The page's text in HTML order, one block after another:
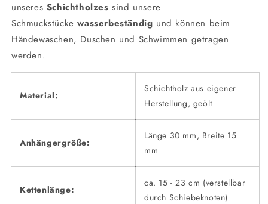
unseres Schichtholzes sind unsere
Schmuckstückewasserbeständig und können beim
Händewaschen, Duschen und Schwimmen getragen
werden.
Material:
Schichtholz aus eigener
Herstellung, geölt
Anhängergröße:
Länge 30 mm, Breite 15
mm
Kettenlänge:
ca. 15 - 23 cm (verstellbar
durch Schiebeknoten)